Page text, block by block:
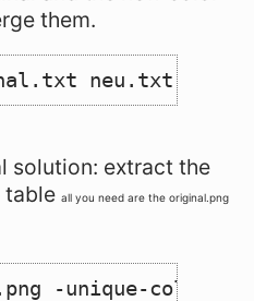
them.
neu.txt
solution: extract the
table all you need are the original.png
-unique-colors -